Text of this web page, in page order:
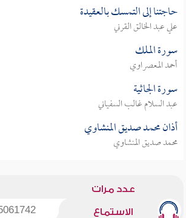
حاجتنا إلى التمسك بالعقيدة
علي عبد الخالق القرني
سورة الملك
أحمد المعصراوي
سورة الجاثية
عبد السلام غالب السفياني
أذان محمد صديق المنشاوي
محمد صديق المنشاوي
عدد مرات
الاستماع